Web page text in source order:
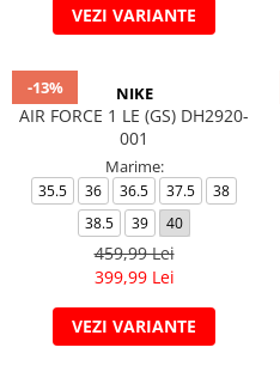
VEZI VARIANTE
-13% NIKE
AIR FORCE 1 LE (GS) DH2920-
001
Marime:
35.5 36 36.5 37.5
38
38.5
39 40
459,99 Lei
399,99 Lei
VEZI VARIANTE